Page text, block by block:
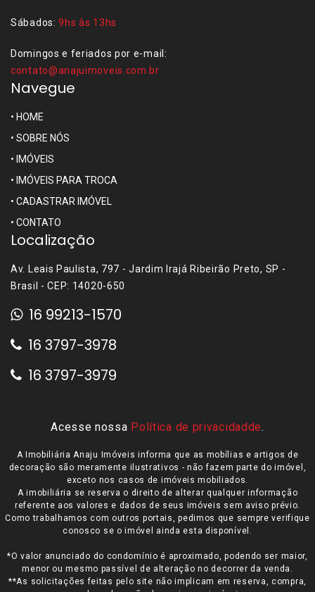
Sábados:9hs às 13hs
Domingos e feriados por e-mail:
contato@anajuimoveis.com.br
Navegue
• HOME
• SOBRE NÓS
• IMÓVEIS
• IMÓVEIS PARA TROCA
• CADASTRAR IMÓVEL
• CONTATO
Localização
Av. Leais Paulista, 797 - Jardim Irajá Ribeirão Preto, SP -
Brasil - CEP: 14020-650
16 99213-1570
16 3797-3978
16 3797-3979
Acesse nossa Política de privacidadde.
A Imobiliária Anaju Imóveis informa que as mobílias e artigos de
decoração são meramente ilustrativos - não fazem parte do imóvel,
exceto nos casos de imóveis mobiliados.
A imobiliária se reserva o direito de alterar qualquer informação
referente aos valores e dados de seus imóveis sem aviso prévio.
Como trabalhamos com outros portais, pedimos que sempre verifique
conosco se o imóvel ainda esta disponível.
*O valor anunciado do condomínio é aproximado, podendo ser maior,
menor ou mesmo passível de alteração no decorrer da venda.
**As solicitações feitas pelo site não implicam em reserva, compra,